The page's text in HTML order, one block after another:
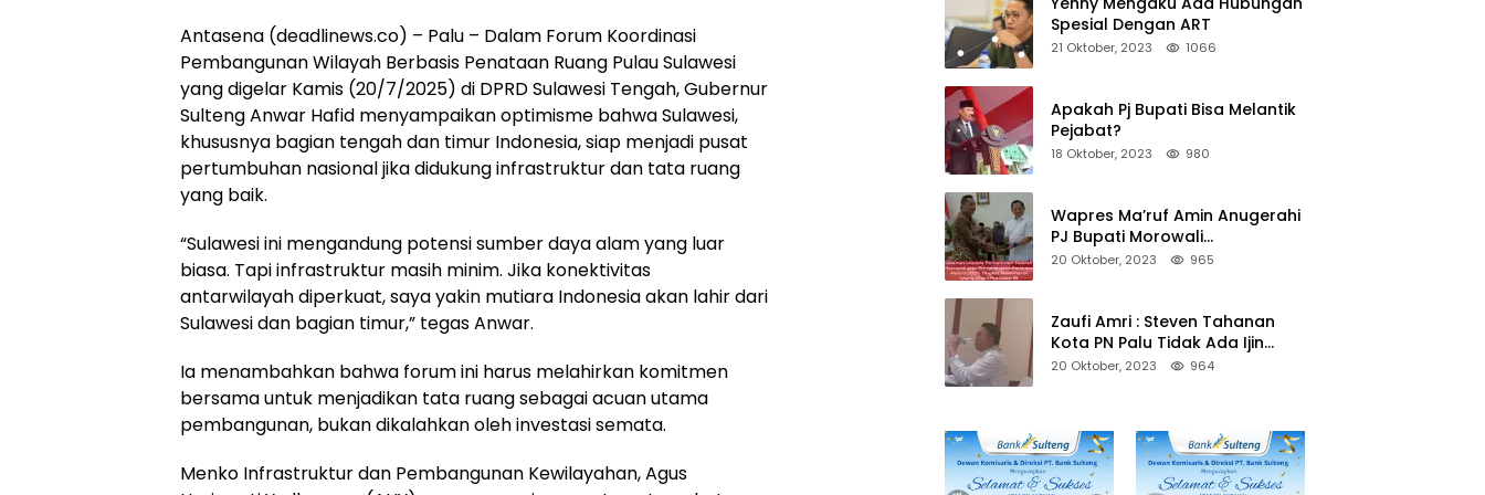
Antasena (deadlinews.co) – Palu – Dalam Forum Koordinasi
Pembangunan Wilayah Berbasis Penataan Ruang Pulau Sulawesi
yang digelar Kamis (20/7/2025) di DPRD Sulawesi Tengah, Gubernur
Sulteng Anwar Hafid menyampaikan optimisme bahwa Sulawesi,
khususnya bagian tengah dan timur Indonesia, siap menjadi pusat
pertumbuhan nasional jika didukung infrastruktur dan tata ruang
yang baik.
“Sulawesi ini mengandung potensi sumber daya alam yang luar
biasa. Tapi infrastruktur masih minim. Jika konektivitas
antarwilayah diperkuat, saya yakin mutiara Indonesia akan lahir dari
Sulawesi dan bagian timur,” tegas Anwar.
Ia menambahkan bahwa forum ini harus melahirkan komitmen
bersama untuk menjadikan tata ruang sebagai acuan utama
pembangunan, bukan dikalahkan oleh investasi semata.
Menko Infrastruktur dan Pembangunan Kewilayahan, Agus
Spesial Dengan ART
21 Oktober, 2023 1066
Apakah Pj Bupati Bisa Melantik
Pejabat?
18 Oktober, 2023 980
Wapres Ma’ruf Amin Anugerahi
PJ Bupati Morowali
Penghargaan Paritrana Award
20 Oktober, 2023 965
Zaufi Amri : Steven Tahanan
Kota PN Palu Tidak Ada Ijin
Keluar Kota
20 Oktober, 2023 964